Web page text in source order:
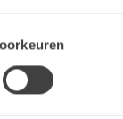
8.2m²